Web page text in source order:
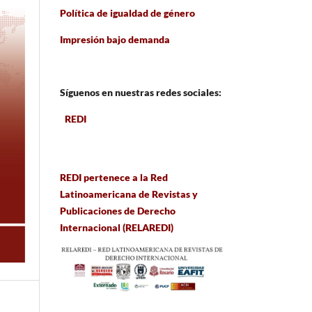
Política de igualdad de género
Impresión bajo demanda
Síguenos en nuestras redes sociales:
REDI
REDI pertenece a la Red
Latinoamericana de Revistas y
Publicaciones de Derecho
Internacional (RELAREDI)